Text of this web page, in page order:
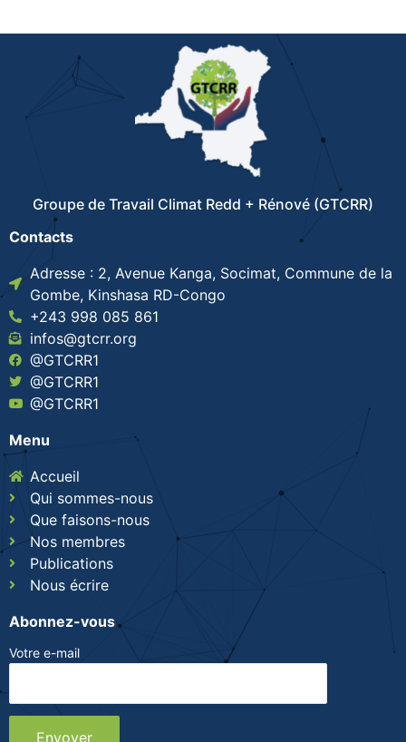
Groupe de Travail Climat Redd + Rénové (GTCRR)
Contacts
Adresse : 2, Avenue Kanga, Socimat, Commune de la
Gombe, Kinshasa RD-Congo
+243 998 085 861
infos@gtcrr.org
@GTCRR1
@GTCRR1
@GTCRR1
Menu
Accueil
Qui sommes-nous
Que faisons-nous
Nos membres
Publications
Nous écrire
Abonnez-vous
Votre e-mail